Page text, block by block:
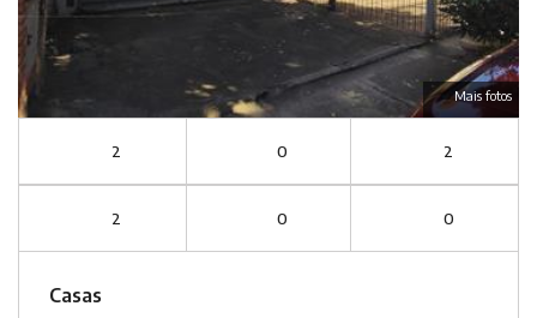
Mais fotos
2 0 2
2 0 0
Casas